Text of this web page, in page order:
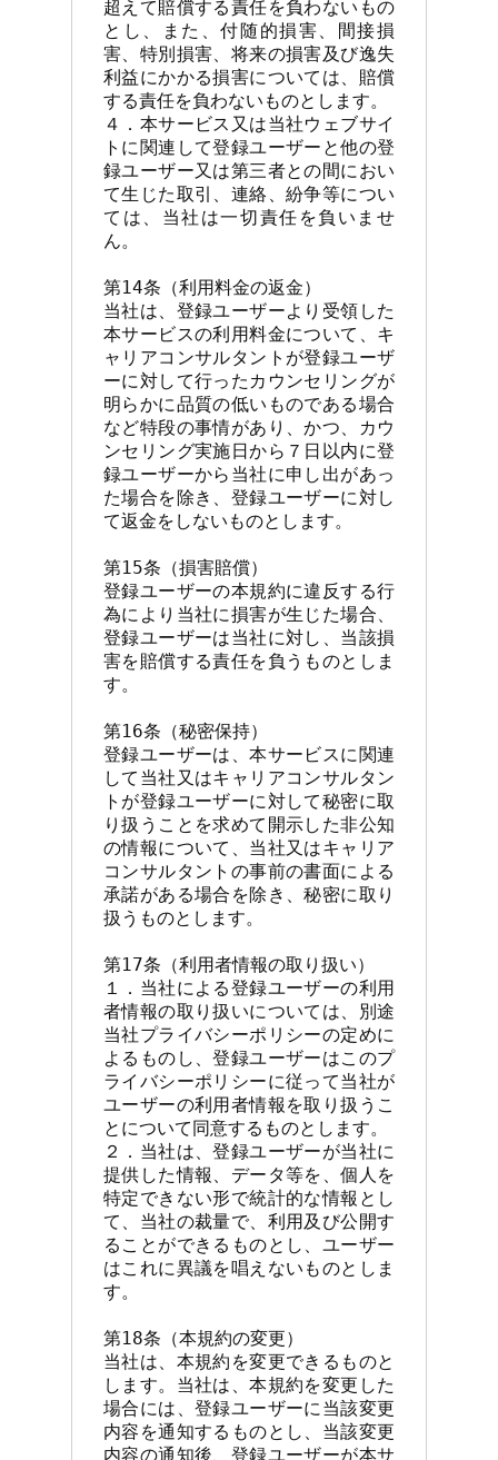
超えて賠償する責任を負わないもの
とし、また、付随的損害、間接損
害、特別損害、将来の損害及び逸失
利益にかかる損害については、賠償
する責任を負わないものとします。
４．本サービス又は当社ウェブサイ
トに関連して登録ユーザーと他の登
録ユーザー又は第三者との間におい
て生じた取引、連絡、紛争等につい
ては、当社は一切責任を負いませ
ん。
第14条（利用料金の返金）
当社は、登録ユーザーより受領した
本サービスの利用料金について、キ
ャリアコンサルタントが登録ユーザ
ーに対して行ったカウンセリングが
明らかに品質の低いものである場合
など特段の事情があり、かつ、カウ
ンセリング実施日から７日以内に登
録ユーザーから当社に申し出があっ
た場合を除き、登録ユーザーに対し
て返金をしないものとします。
第15条（損害賠償）
登録ユーザーの本規約に違反する行
為により当社に損害が生じた場合、
登録ユーザーは当社に対し、当該損
害を賠償する責任を負うものとしま
す。
第16条（秘密保持）
登録ユーザーは、本サービスに関連
して当社又はキャリアコンサルタン
トが登録ユーザーに対して秘密に取
り扱うことを求めて開示した非公知
の情報について、当社又はキャリア
コンサルタントの事前の書面による
承諾がある場合を除き、秘密に取り
扱うものとします。
第17条（利用者情報の取り扱い）
１．当社による登録ユーザーの利用
者情報の取り扱いについては、別途
当社プライバシーポリシーの定めに
よるものし、登録ユーザーはこのプ
ライバシーポリシーに従って当社が
ユーザーの利用者情報を取り扱うこ
とについて同意するものとします。
２．当社は、登録ユーザーが当社に
提供した情報、データ等を、個人を
特定できない形で統計的な情報とし
て、当社の裁量で、利用及び公開す
ることができるものとし、ユーザー
はこれに異議を唱えないものとしま
す。
第18条（本規約の変更）
当社は、本規約を変更できるものと
します。当社は、本規約を変更した
場合には、登録ユーザーに当該変更
内容を通知するものとし、当該変更
内容の通知後、登録ユーザーが本サ